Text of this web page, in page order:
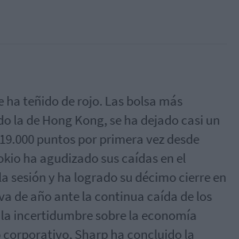
ha teñido de rojo. Las bolsa más
la de Hong Kong, se ha dejado casi un
puntos por primera vez desde
ha agudizado sus caídas en el
sesión y ha logrado su décimo cierre en
de año ante la continua caída de los
incertidumbre sobre la economía
Sharp ha concluido la